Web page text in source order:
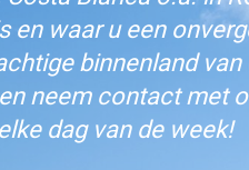
en waar u een
binnenland van
neem contact met
dag van de week!